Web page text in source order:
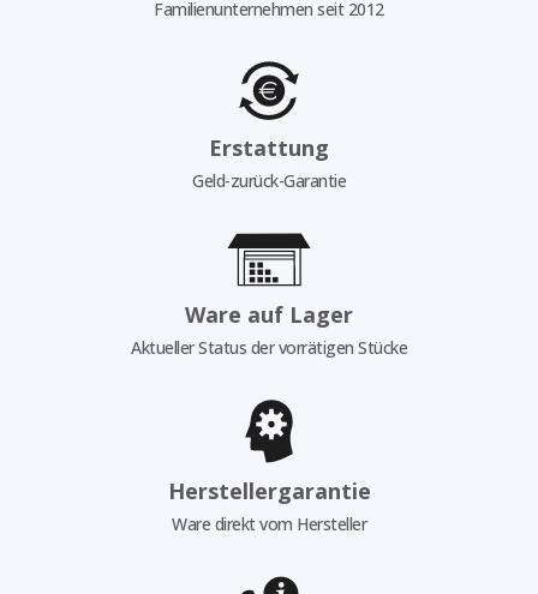
Familienunternehmen seit 2012
Erstattung
Geld-zurück-Garantie
Ware auf Lager
Aktueller Status der vorrätigen Stücke
Herstellergarantie
Ware direkt vom Hersteller